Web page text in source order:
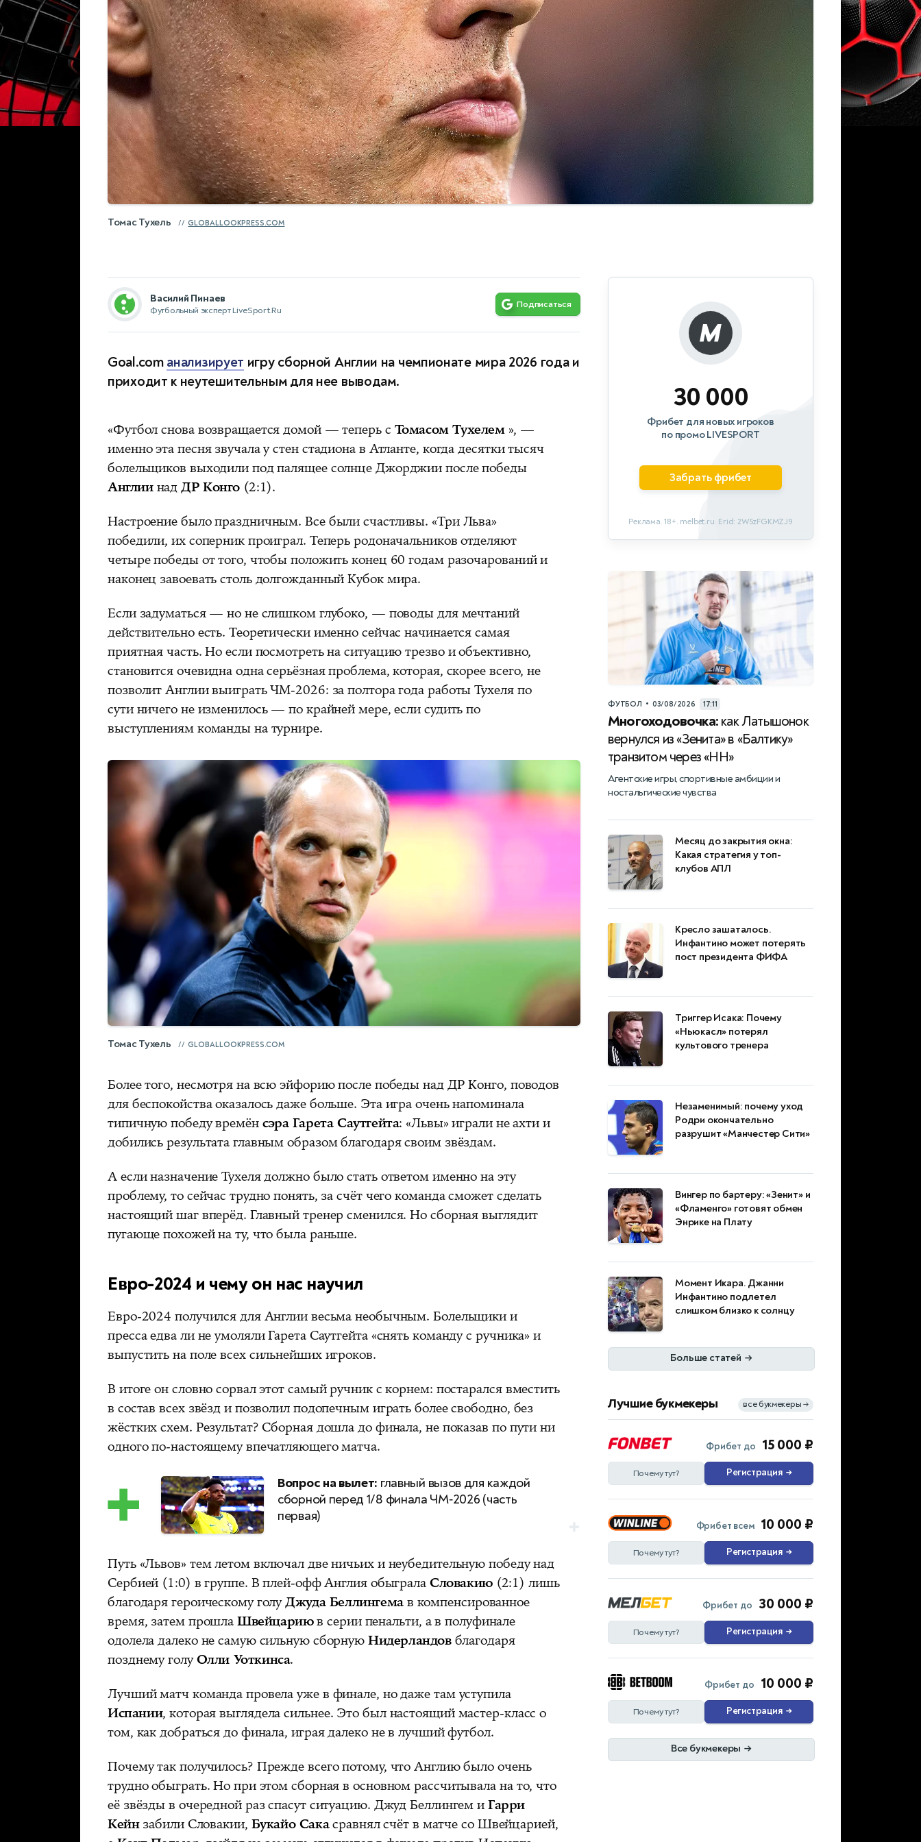
Томас Тухель GLOBALLOOKPRESS.COM
Василий Пинаев
Футбольный эксперт LiveSport.Ru
Подписаться
Goal.com анализирует игру сборной Англии на чемпионате мира 2026 года и
приходит к неутешительным для нее выводам.
«Футбол снова возвращается домой — теперь с Томасом Тухелем», —
именно эта песня звучала у стен стадиона в Атланте, когда десятки тысяч
болельщиков выходили под палящее солнце Джорджии после победы
АнглиинадДР Конго(2:1).
Настроение было праздничным. Все были счастливы. «Три Льва»
победили, их соперник проиграл. Теперь родоначальников отделяют
четыре победы от того, чтобы положить конец 60 годам разочарований и
наконец завоевать столь долгожданный Кубок мира.
Если задуматься — но не слишком глубоко, — поводы для мечтаний
действительно есть. Теоретически именно сейчас начинается самая
приятная часть. Но если посмотреть на ситуацию трезво и объективно,
становится очевидна одна серьёзная проблема, которая, скорее всего, не
позволит Англии выиграть ЧМ-2026: за полтора года работы Тухеля по
сути ничего не изменилось — по крайней мере, если судить по
выступлениям команды на турнире.
Томас Тухель GLOBALLOOKPRESS.COM
Более того, несмотря на всю эйфорию после победы над ДР Конго, поводов
для беспокойства оказалось даже больше. Эта игра очень напоминала
типичную победу времёнсэра Гарета Саутгейта: «Львы» играли не ахти и
добились результата главным образом благодаря своим звёздам.
А если назначение Тухеля должно было стать ответом именно на эту
проблему, то сейчас трудно понять, за счёт чего команда сможет сделать
настоящий шаг вперёд. Главный тренер сменился. Но сборная выглядит
пугающе похожей на ту, что была раньше.
Евро-2024 и чему он нас научил
Евро-2024 получился для Англии весьма необычным. Болельщики и
пресса едва ли не умоляли Гарета Саутгейта «снять команду с ручника» и
выпустить на поле всех сильнейших игроков.
В итоге он словно сорвал этот самый ручник с корнем: постарался вместить
в состав всех звёзд и позволил подопечным играть более свободно, без
жёстких схем. Результат? Сборная дошла до финала, не показав по пути ни
одного по-настоящему впечатляющего матча.
Вопрос на вылет: главный вызов для каждой
сборной перед 1/8 финала ЧМ‑2026 (часть
первая)
Путь «Львов» тем летом включал две ничьих и неубедительную победу над
Сербией (1:0) в группе. В плей-офф Англия обыгралаСловакию(2:1) лишь
благодаря героическому голуДжуда Беллингемав компенсированное
время, затем прошлаШвейцариюв серии пенальти, а в полуфинале
одолела далеко не самую сильную сборнуюНидерландовблагодаря
позднему голуОлли Уоткинса.
Лучший матч команда провела уже в финале, но даже там уступила
Испании, которая выглядела сильнее. Это был настоящий мастер-класс о
том, как добраться до финала, играя далеко не в лучший футбол.
Почему так получилось? Прежде всего потому, что Англию было очень
трудно обыграть. Но при этом сборная в основном рассчитывала на то, что
её звёзды в очередной раз спасут ситуацию. Джуд Беллингем иГарри
Кейнзабили Словакии, Букайо Сакасравнял счёт в матче со Швейцарией,
30 000
Фрибет для новых игроков
по промо LIVESPORT
Забрать фрибет
Реклама. 18+. melbet.ru. Erid: 2W5zFGKMZJ9
ФУТБОЛ • 03/08/2026 17:11
Многоходовочка: как Латышонок
вернулся из «Зенита» в «Балтику»
транзитом через «НН»
Агентские игры, спортивные амбиции и
ностальгические чувства
Месяц до закрытия окна:
Какая стратегия у топ-
клубов АПЛ
Кресло зашаталось.
Инфантино может потерять
пост президента ФИФА
Триггер Исака: Почему
«Ньюкасл» потерял
культового тренера
Незаменимый: почему уход
Родри окончательно
разрушит «Манчестер Сити»
Вингер по бартеру: «Зенит» и
«Фламенго» готовят обмен
Энрике на Плату
Момент Икара. Джанни
Инфантино подлетел
слишком близко к солнцу
Больше статей →
Лучшие букмекеры все букмекеры →
Фрибет до 15 000 ₽
Почему тут? Регистрация →
Фрибет всем 10 000 ₽
Почему тут? Регистрация →
Фрибет до 30 000 ₽
Почему тут? Регистрация →
Фрибет до 10 000 ₽
Почему тут? Регистрация →
Все букмекеры →